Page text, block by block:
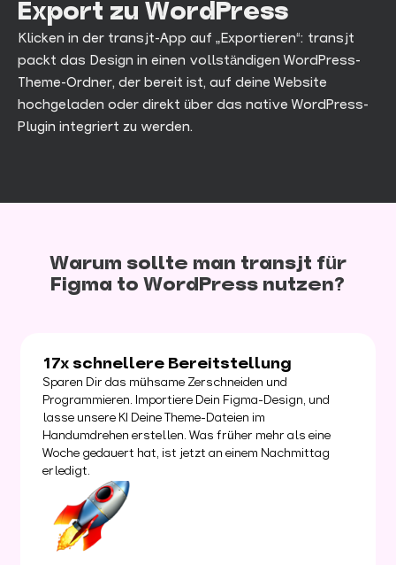
Export zu WordPress
Klicken in der transjt-App auf „Exportieren“: transjt
packt das Design in einen vollständigen WordPress-
Theme-Ordner, der bereit ist, auf deine Website
hochgeladen oder direkt über das native WordPress-
Plugin integriert zu werden.
Warum sollte man transjt für
Figma to WordPress nutzen?
17x schnellere Bereitstellung
Sparen Dir das mühsame Zerschneiden und
Programmieren. Importiere Dein Figma-Design, und
lasse unsere KI Deine Theme-Dateien im
Handumdrehen erstellen. Was früher mehr als eine
Woche gedauert hat, ist jetzt an einem Nachmittag
erledigt.